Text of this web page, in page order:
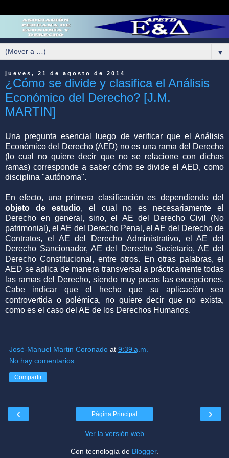
▼
jueves, 21 de agosto de 2014
¿Cómo se divide y clasifica el Análisis
Económico del Derecho? [J.M.
MARTIN]
Una pregunta esencial luego de verificar que el Análisis
Económico del Derecho (AED) no es una rama del Derecho
(lo cual no quiere decir que no se relacione con dichas
ramas) corresponde a saber cómo se divide el AED, como
disciplina "autónoma".
En efecto, una primera clasificación es dependiendo del
objeto de estudio, el cual no es necesariamente el
Derecho en general, sino, el AE del Derecho Civil (No
patrimonial), el AE del Derecho Penal, el AE del Derecho de
Contratos, el AE del Derecho Administrativo, el AE del
Derecho Sancionador, AE del Derecho Societario, AE del
Derecho Constitucional, entre otros. En otras palabras, el
AED se aplica de manera transversal a prácticamente todas
las ramas del Derecho, siendo muy pocas las excepciones.
Cabe indicar que el hecho que su aplicación sea
controvertida o polémica, no quiere decir que no exista,
como es el caso del AE de los Derechos Humanos.
José-Manuel Martin Coronado at 9:39 a.m.
No hay comentarios.:
Compartir
‹ ›
Página Principal
Ver la versión web
Con tecnología de Blogger.